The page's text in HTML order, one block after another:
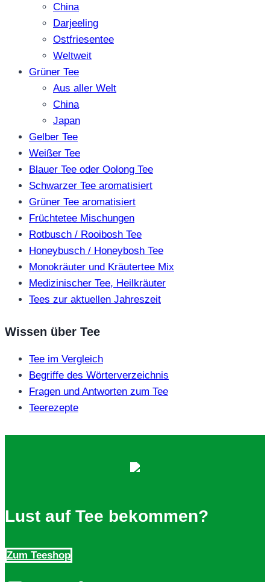
China
Darjeeling
Ostfriesentee
Weltweit
Grüner Tee
Aus aller Welt
China
Japan
Gelber Tee
Weißer Tee
Blauer Tee oder Oolong Tee
Schwarzer Tee aromatisiert
Grüner Tee aromatisiert
Früchtetee Mischungen
Rotbusch / Rooibosh Tee
Honeybusch / Honeybosh Tee
Monokräuter und Kräutertee Mix
Medizinischer Tee, Heilkräuter
Tees zur aktuellen Jahreszeit
Wissen über Tee
Tee im Vergleich
Begriffe des Wörterverzeichnis
Fragen und Antworten zum Tee
Teerezepte
Lust auf Tee bekommen?
Zum Teeshop